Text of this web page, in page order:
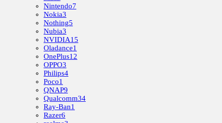
Nintendo7
Nokia3
Nothing5
Nubia3
NVIDIA15
Oladance1
OnePlus12
OPPO3
Philips4
Poco1
QNAP9
Qualcomm34
Ray-Ban1
Razer6